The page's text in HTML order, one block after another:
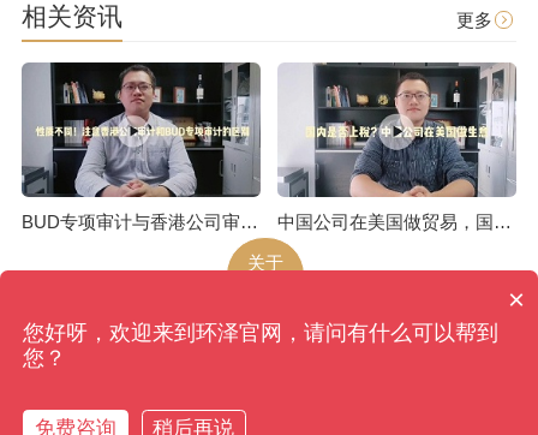
相关资讯 更多
BUD专项审计与香港公司审计是不一样的
中国公司在美国做贸易，国内是否上税呢
关于
环泽版权所有
网站地图
香港、成都、北京、上海、广州、南京、昆明、武汉...
×
您好呀，欢迎来到环泽官网，请问有什么可以帮到
您？
免费咨询 稍后再说